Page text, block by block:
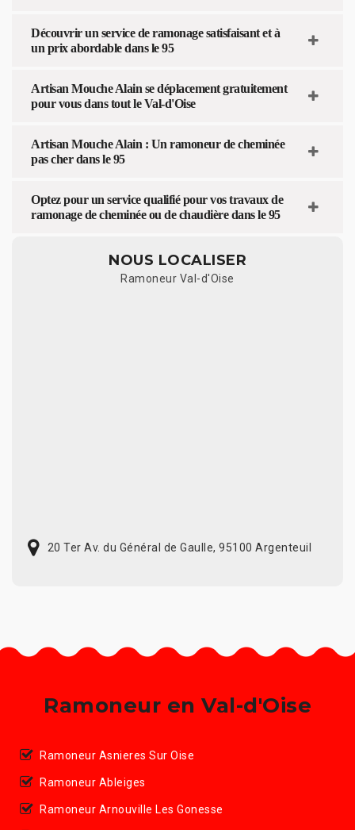
Découvrir un service de ramonage satisfaisant et à
un prix abordable dans le 95
Artisan Mouche Alain se déplacement gratuitement
pour vous dans tout le Val-d'Oise
Artisan Mouche Alain : Un ramoneur de cheminée
pas cher dans le 95
Optez pour un service qualifié pour vos travaux de
ramonage de cheminée ou de chaudière dans le 95
NOUS LOCALISER
Ramoneur Val-d'Oise
20 Ter Av. du Général de Gaulle, 95100 Argenteuil
Ramoneur en Val-d'Oise
Ramoneur Asnieres Sur Oise
Ramoneur Ableiges
Ramoneur Arnouville Les Gonesse